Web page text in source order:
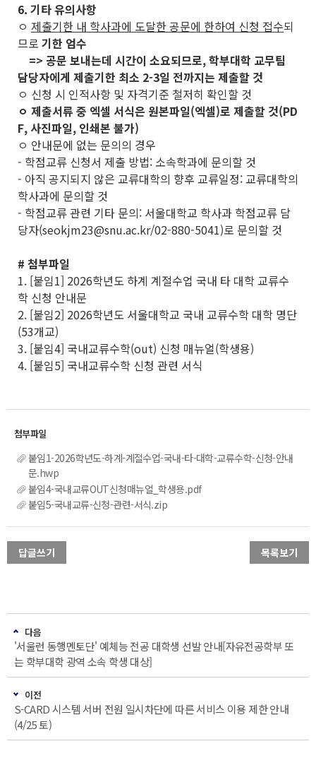
6. 기타 유의사항
ㅇ 제출기한 내 학사과에 도달한 공문에 한하여 신청 접수되
므로 기한 엄수
=> 공문 보내는데 시간이 소요되므로, 학부대학 교무팀
담당자에게 제출기한 최소 2-3일 전까지는 제출할 것
ㅇ 신청 시 인적사항 및 자격기준 철저히 확인할 것
ㅇ 제출서류 중 엑셀 서식은 원본파일(엑셀)로 제출할 것(PD
F, 사진파일, 인쇄본 불가)
ㅇ 안내문에 없는 문의의 경우
- 학점교류 신청서 제출 방법: 소속학과에 문의할 것
- 아직 공지되지 않은 교류대학의 향후 교류일정: 교류대학의
학사과에 문의할 것
- 학점교류 관련 기타 문의: 서울대학교 학사과 학점교류 담
당자(seokjm23@snu.ac.kr/02-880-5041)로 문의할 것
# 첨부파일
1. [붙임1] 2026학년도 하계 계절수업 국내 타 대학 교류수
학 신청 안내문
2. [붙임2] 2026학년도 서울대학교 국내 교류수학 대학 명단
(53개교)
3. [붙임4] 국내교류수학(out) 신청 매뉴얼(학생용)
4. [붙임5] 국내교류수학 신청 관련 서식
붙임1-2026학년도-하계-계절수업-국내-타-대학-교류수학-신청-안내
문.hwp
붙임4-국내교류OUT신청매뉴얼_학생용.pdf
붙임5-국내교류-신청-관련-서식.zip
답글쓰기 목록보기
다음
'서울런 동행멘토단' 예체능 전공 대학생 선발 안내[자유전공학부 또
는 학부대학 광역 소속 학생 대상]
이전
S-CARD 시스템 서버 전원 일시차단에 따른 서비스 이용 제한 안내
(4/25 토)